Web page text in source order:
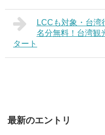
LCCも対象・台湾
名分無料！台湾観
タート
最新のエントリ